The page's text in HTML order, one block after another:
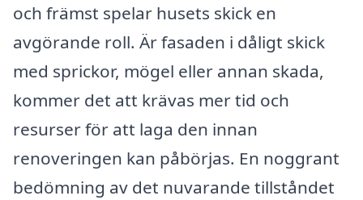
och främst spelar husets skick en
avgörande roll. Är fasaden i dåligt skick
med sprickor, mögel eller annan skada,
kommer det att krävas mer tid och
resurser för att laga den innan
renoveringen kan påbörjas. En noggrant
bedömning av det nuvarande tillståndet